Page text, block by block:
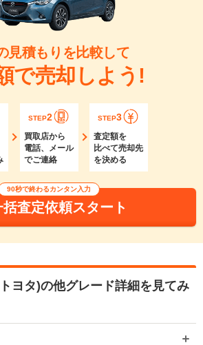
見積もりを比較して
で売却しよう!
STEP2
買取店から
電話、メール
でご連絡
STEP3
査定額を
比べて売却先
を決める
90秒で終わるカンタン入力
括査定依頼スタート
ヨタ)の他グレード詳細を見てみ